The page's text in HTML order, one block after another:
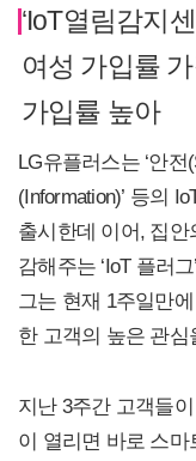
‘IoT열림감지
여성 가입률
가입률 높아
LG유플러스는 ‘안전
(Information)’ 등의
출시한데 이어, 집
감해주는 ‘IoT 플러
그는 현재 1주일만
한 고객의 높은 관
지난 3주간 고객들
이 열리면 바로 스마